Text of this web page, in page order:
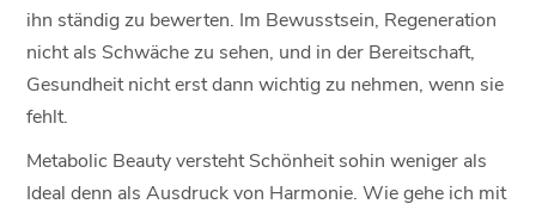
ihn ständig zu bewerten. Im Bewusstsein, Regeneration
nicht als Schwäche zu sehen, und in der Bereitschaft,
Gesundheit nicht erst dann wichtig zu nehmen, wenn sie
fehlt.
Metabolic Beauty versteht Schönheit sohin weniger als
Ideal denn als Ausdruck von Harmonie. Wie gehe ich mit